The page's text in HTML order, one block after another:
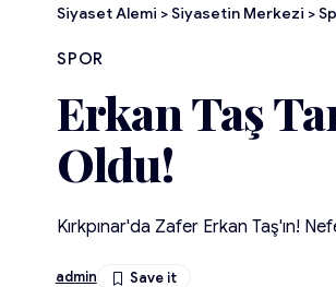
Siyaset Alemi >Siyasetin Merkezi >
SPOR
Erkan Taş
Oldu!
Kırkpınar'da Zafer Erkan Taş'ın!
admin